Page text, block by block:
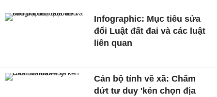
Infographic: Mục tiêu sửa
đổi Luật đất đai và các luật
liên quan
Cán bộ tỉnh về xã: Chấm
dứt tư duy 'kén chọn địa